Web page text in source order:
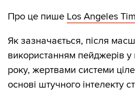
Про це пише Los Angeles
Як зазначається, після
використанням пейджерів у
року, жертвами системи
основі штучного інтелекту